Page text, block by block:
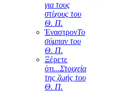
για τους
στίχους του
Θ. Π.
ΈναστρονΤο
σύμπαν του
Θ. Π.
Ξέρετε
ότι...Στοιχεία
της ζωής του
Θ. Π.